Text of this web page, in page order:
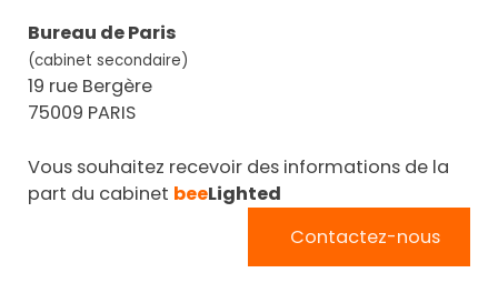
Bureau de Paris
(cabinet secondaire)
19 rue Bergère
75009 PARIS
Vous souhaitez recevoir des informations de la
part du cabinet beeLighted
Contactez-nous